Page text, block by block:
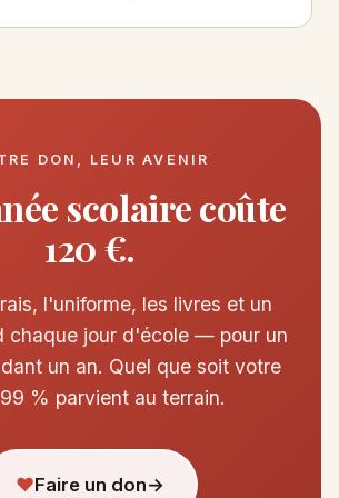
DON, LEUR AVENIR
scolaire coûte
120 €.
l'uniforme, les livres et un
chaque jour d'école — pour un
un an. Quel que soit votre
% parvient au terrain.
♥Faire un don→